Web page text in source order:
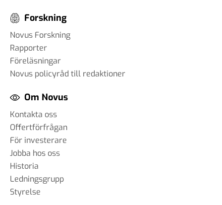
Forskning
Novus Forskning
Rapporter
Föreläsningar
Novus policyråd till redaktioner
Om Novus
Kontakta oss
Offertförfrågan
För investerare
Jobba hos oss
Historia
Ledningsgrupp
Styrelse